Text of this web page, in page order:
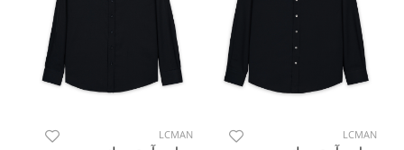
LCMAN
LCMAN